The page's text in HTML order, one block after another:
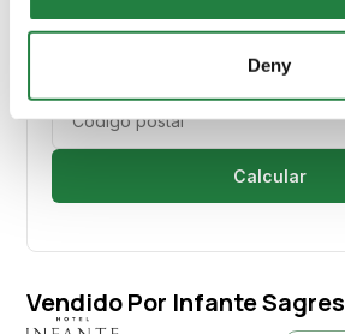
Deny
Envio e Entrega
Calcular custos de envio:
Calcular
Vendido Por Infante Sagres